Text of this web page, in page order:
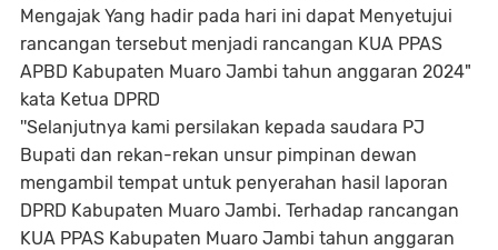
Mengajak Yang hadir pada hari ini dapat Menyetujui
rancangan tersebut menjadi rancangan KUA PPAS
APBD Kabupaten Muaro Jambi tahun anggaran 2024"
kata Ketua DPRD
''Selanjutnya kami persilakan kepada saudara PJ
Bupati dan rekan-rekan unsur pimpinan dewan
mengambil tempat untuk penyerahan hasil laporan
DPRD Kabupaten Muaro Jambi. Terhadap rancangan
KUA PPAS Kabupaten Muaro Jambi tahun anggaran